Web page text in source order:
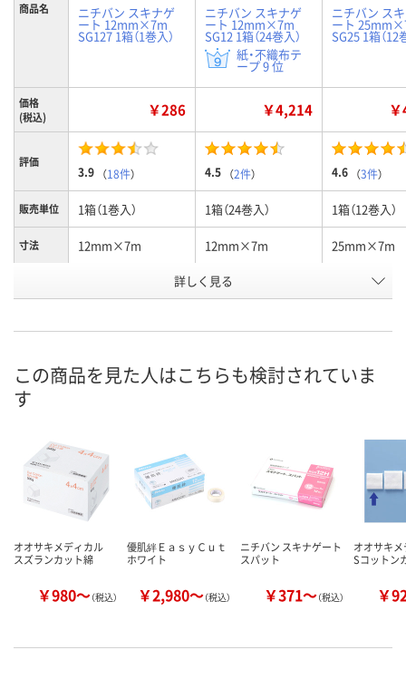
商品名 ニチバン スキナゲ
ート 12mm×7m
SG127 1箱（1巻入）
ニチバン スキナゲ
ート 12mm×7m
SG12 1箱（24巻入）
紙・不織布テ
ープ 9 位
ニチバン ス
ート
SG25 1箱（12
価格
(税込)
￥286 ￥4,214
評価
3.9 （18件） 4.5 （2件） 4.6 （3件）
販売単位 1箱（1巻入） 1箱（24巻入） 1箱（12巻入）
寸法 12mm×7m 12mm×7m 25mm×7m
6960972 6960981
詳しく見る
この商品を見た人はこちらも検討されていま
す
オオサキメディカル
スズランカット綿
￥980～（税込）
優肌絆ＥａｓｙＣｕｔ
ホワイト
￥2,980～（税込）
ニチバン スキナゲート
スパット
￥371～（税込）
オオサキ
Sコットン
￥